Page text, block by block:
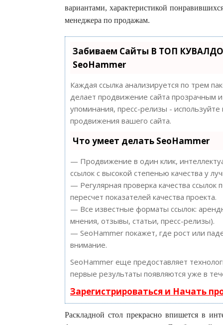
вариантами, характеристикой
менеджера по продажам.
Забиваем Сайты В ТОП
SeoHammer
Каждая ссылка анализируется по трем
делает продвижение сайта прозрачным
упоминания, пресс-релизы -
продвижения вашего сайта.
Что умеет делать SeoHammer
— Продвижение в один клик,
ссылок с высокой степенью качества у
— Регулярная проверка качества
пересчет показателей качества проекта.
— Все известные форматы ссылок:
мнения, отзывы, статьи, пресс-релизы).
— SeoHammer покажет, где рост или
внимание.
SeoHammer еще предоставляет
первые результаты появляются уже в
Зарегистрироваться и Начать
Раскладной стол прекрасно впишется в